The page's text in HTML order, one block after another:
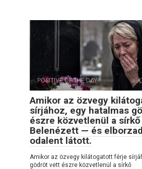
POSITIVE OF THE DAY
Amikor az özvegy
sírjához, egy hatalmas
észre közvetlenül a
Belenézett — és
odalent látott.
Amikor az özvegy kilátogatott férje
gödröt vett észre közvetlenül a sírkő